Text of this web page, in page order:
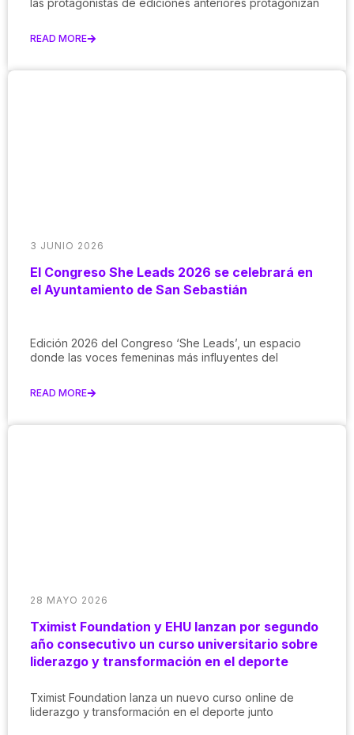
READ MORE
3 JUNIO 2026
El Congreso She Leads 2026 se celebrará en
el Ayuntamiento de San Sebastián
Edición 2026 del Congreso ‘She Leads’, un espacio
donde las voces femeninas más influyentes del
READ MORE
28 MAYO 2026
Tximist Foundation y EHU lanzan por segundo
año consecutivo un curso universitario sobre
liderazgo y transformación en el deporte
Tximist Foundation lanza un nuevo curso online de
liderazgo y transformación en el deporte junto